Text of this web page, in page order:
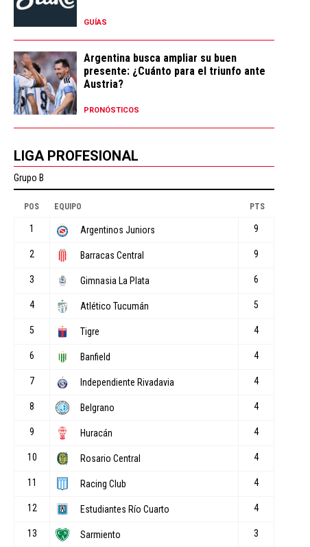
GUÍAS
Argentina busca ampliar su buen
presente: ¿Cuánto para el triunfo ante
Austria?
PRONÓSTICOS
LIGA PROFESIONAL